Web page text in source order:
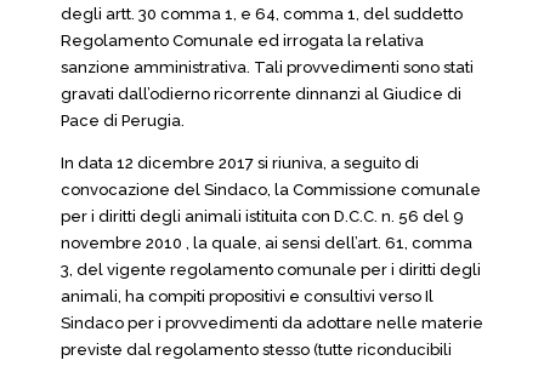
degli artt. 30 comma 1, e 64, comma 1, del suddetto
Regolamento Comunale ed irrogata la relativa
sanzione amministrativa. Tali provvedimenti sono stati
gravati dall’odierno ricorrente dinnanzi al Giudice di
Pace di Perugia.
In data 12 dicembre 2017 si riuniva, a seguito di
convocazione del Sindaco, la Commissione comunale
per i diritti degli animali istituita con D.C.C. n. 56 del 9
novembre 2010 , la quale, ai sensi dell’art. 61, comma
3, del vigente regolamento comunale per i diritti degli
animali, ha compiti propositivi e consultivi verso Il
Sindaco per i provvedimenti da adottare nelle materie
previste dal regolamento stesso (tutte riconducibili